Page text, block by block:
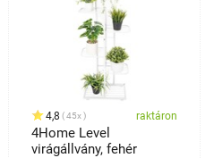
4,8 45x raktáron
4Home Level
virágállvány, fehér